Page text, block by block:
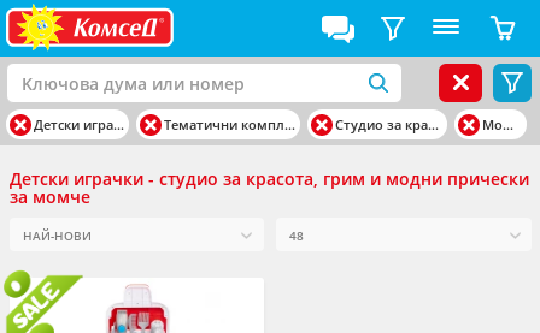
Детски играчки Тематични комплекти Студио за красота Момче
Детски играчки - студио за красота, грим и модни прически
за момче